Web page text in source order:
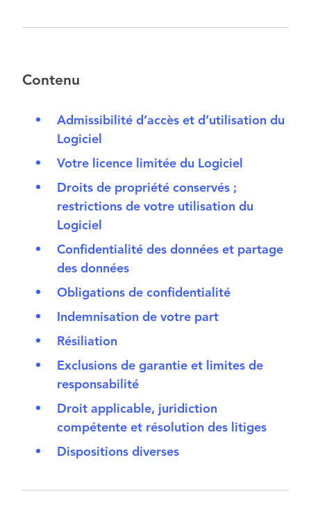
Contenu
Admissibilité d’accès et d’utilisation du
Logiciel
Votre licence limitée du Logiciel
Droits de propriété conservés ;
restrictions de votre utilisation du
Logiciel
Confidentialité des données et partage
des données
Obligations de confidentialité
Indemnisation de votre part
Résiliation
Exclusions de garantie et limites de
responsabilité
Droit applicable, juridiction
compétente et résolution des litiges
Dispositions diverses